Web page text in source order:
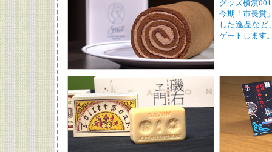
グッズ横濱
今期「市長賞
した逸品な
ゲートします